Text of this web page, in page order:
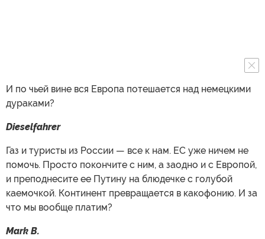
И по чьей вине вся Европа потешается над немецкими
дураками?
Dieselfahrer
Газ и туристы из России — все к нам. ЕС уже ничем не
помочь. Просто покончите с ним, а заодно и с Европой,
и преподнесите ее Путину на блюдечке с голубой
каемочкой. Континент превращается в какофонию. И за
что мы вообще платим?
Mark B.